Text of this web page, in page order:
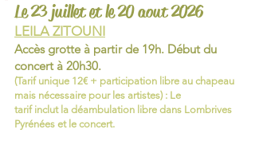
Le 23 juillet et le 20 aout 2026
LEILA ZITOUNI
Accès grotte à partir de 19h. Début du
concertà 20h30.
(Tarif unique 12€ + participation libre au chapeau
mais nécessaire pour les artistes) : Le
tarif inclutla déambulation libre dans Lombrives
Pyrénées et le concert.